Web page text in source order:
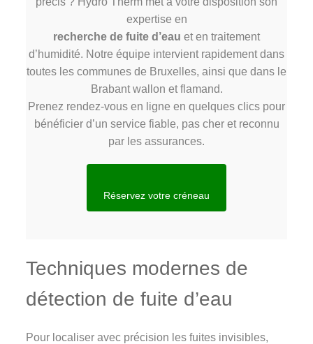
expertise en
recherche de fuite d’eau et en traitement
d’humidité. Notre équipe intervient rapidement dans
toutes les communes de Bruxelles, ainsi que dans le
Brabant wallon et flamand.
Prenez rendez-vous en ligne en quelques clics pour
bénéficier d’un service fiable, pas cher et reconnu
par les assurances.
Réservez votre créneau
Techniques modernes de
détection de fuite d’eau
Pour localiser avec précision les fuites invisibles,